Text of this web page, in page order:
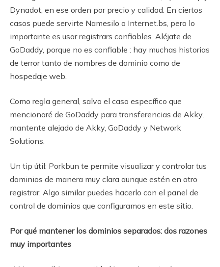
Dynadot, en ese orden por precio y calidad. En ciertos
casos puede servirte Namesilo o Internet.bs, pero lo
importante es usar registrars confiables. Aléjate de
GoDaddy, porque no es confiable : hay muchas historias
de terror tanto de nombres de dominio como de
hospedaje web.
Como regla general, salvo el caso específico que
mencionaré de GoDaddy para transferencias de Akky,
mantente alejado de Akky, GoDaddy y Network
Solutions.
Un tip útil: Porkbun te permite visualizar y controlar tus
dominios de manera muy clara aunque estén en otro
registrar. Algo similar puedes hacerlo con el panel de
control de dominios que configuramos en este sitio.
Por qué mantener los dominios separados: dos razones
muy importantes